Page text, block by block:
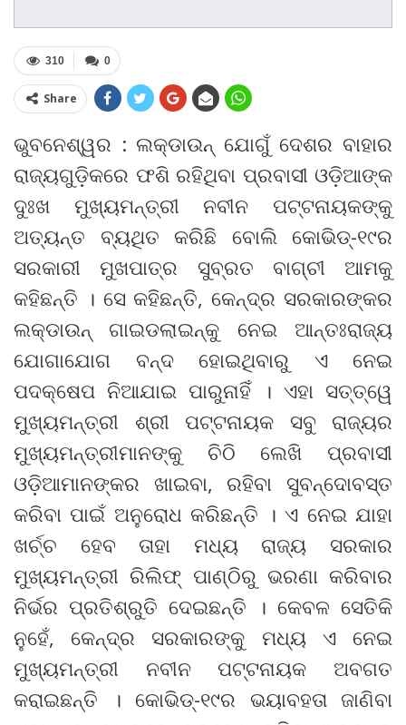
0
310
Share
ଭୁବନେଶ୍ୱର : ଲକ୍‌ଡାଉନ୍ ଯୋଗୁଁ ଦେଶର ବାହାର
ରାଜ୍ୟଗୁଡ଼ିକରେ ଫଶି ରହିଥିବା ପ୍ରବାସୀ ଓଡ଼ିଆଙ୍କ
ଦୁଃଖ ମୁଖ୍ୟମନ୍ତ୍ରୀ ନବୀନ ପଟ୍ଟନାୟକଙ୍କୁ
ଅତ୍ୟନ୍ତ ବ୍ୟଥିତ କରିଛି ବୋଲି କୋଭିଡ୍‌-୧୯ର
ସରକାରୀ ମୁଖପାତ୍ର ସୁବ୍ରତ ବାଗ୍‌ଚୀ ଆମକୁ
କହିଛନ୍ତି । ସେ କହିଛନ୍ତି, କେନ୍ଦ୍ର ସରକାରଙ୍କର
ଲକ୍‌ଡାଉନ୍ ଗାଇଡଲାଇନ୍‌କୁ ନେଇ ଆନ୍ତଃରାଜ୍ୟ
ଯୋଗାଯୋଗ ବନ୍ଦ ହୋଇଥିବାରୁ ଏ ନେଇ
ପଦକ୍ଷେପ ନିଆଯାଇ ପାରୁନାହିଁ । ଏହା ସତ୍ତ୍ୱେ
ମୁଖ୍ୟମନ୍ତ୍ରୀ ଶ୍ରୀ ପଟ୍ଟନାୟକ ସବୁ ରାଜ୍ୟର
ମୁଖ୍ୟମନ୍ତ୍ରୀମାନଙ୍କୁ ଚିଠି ଲେଖି ପ୍ରବାସୀ
ଓଡ଼ିଆମାନଙ୍କର ଖାଇବା, ରହିବା ସୁବନ୍ଦୋବସ୍ତ
କରିବା ପାଇଁ ଅନୁରୋଧ କରିଛନ୍ତି । ଏ ନେଇ ଯାହା
ଖର୍ଚ୍ଚ ହେବ ତାହା ମଧ୍ୟ ରାଜ୍ୟ ସରକାର
ମୁଖ୍ୟମନ୍ତ୍ରୀ ରିଲିଫ୍ ପାଣ୍ଠିରୁ ଭରଣା କରିବାର
ନିର୍ଭର ପ୍ରତିଶ୍ରୁତି ଦେଇଛନ୍ତି । କେବଳ ସେତିକି
ନୁହେଁ, କେନ୍ଦ୍ର ସରକାରଙ୍କୁ ମଧ୍ୟ ଏ ନେଇ
ମୁଖ୍ୟମନ୍ତ୍ରୀ ନବୀନ ପଟ୍ଟନାୟକ ଅବଗତ
କରାଇଛନ୍ତି । କୋଭିଡ୍‌-୧୯ର ଭୟାବହତା ଜାଣିବା